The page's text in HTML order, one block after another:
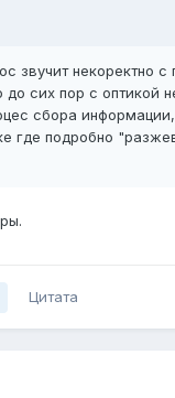
звучит некоректно с
до сих пор с оптикой
сбора
где подробно
Цитата